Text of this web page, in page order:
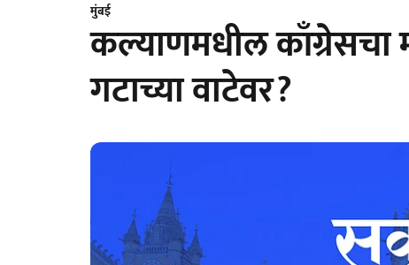
मुंबई
कल्याणमधील काँग्रेसचा
गटाच्या वाटेवर?